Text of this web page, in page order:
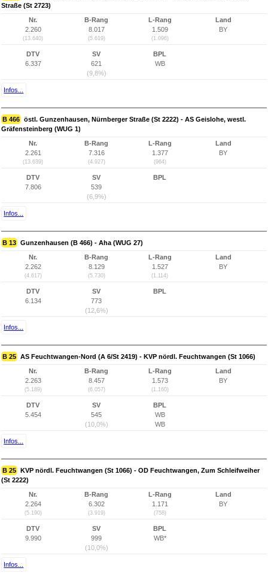
Straße (St 2723)
Nr.
2.260
(13.640)
B-Rang
8.017
(5.619)
L-Rang
1.509
(1.096)
Land
BY
DTV
6.337
SV
621
(9,8%)
BPL
WB
Infos...
B 466 östl. Gunzenhausen, Nürnberger Straße (St 2222) - AS Geislohe, westl.
Gräfensteinberg (WUG 1)
Nr.
2.261
(13.639)
B-Rang
7.316
(4.927)
L-Rang
1.377
(964)
Land
BY
DTV
7.806
SV
539
(6,9%)
BPL
Infos...
B 13 Gunzenhausen (B 466) - Aha (WUG 27)
Nr.
2.262
(4.617)
B-Rang
8.129
(5.730)
L-Rang
1.527
(1.114)
Land
BY
DTV
6.134
SV
773
(12,6%)
BPL
Infos...
B 25 AS Feuchtwangen-Nord (A 6/St 2419) - KVP nördl. Feuchtwangen (St 1066)
Nr.
2.263
(5.189)
B-Rang
8.457
(6.057)
L-Rang
1.573
(1.160)
Land
BY
DTV
5.454
SV
545
(10,0%)
BPL
WB
WB
Infos...
B 25 KVP nördl. Feuchtwangen (St 1066) - OD Feuchtwangen, Zum Schleifweiher
(St 2222)
Nr.
2.264
(5.190)
B-Rang
6.302
(3.919)
L-Rang
1.171
(758)
Land
BY
DTV
9.990
SV
999
(10,0%)
BPL
WB*
Infos...